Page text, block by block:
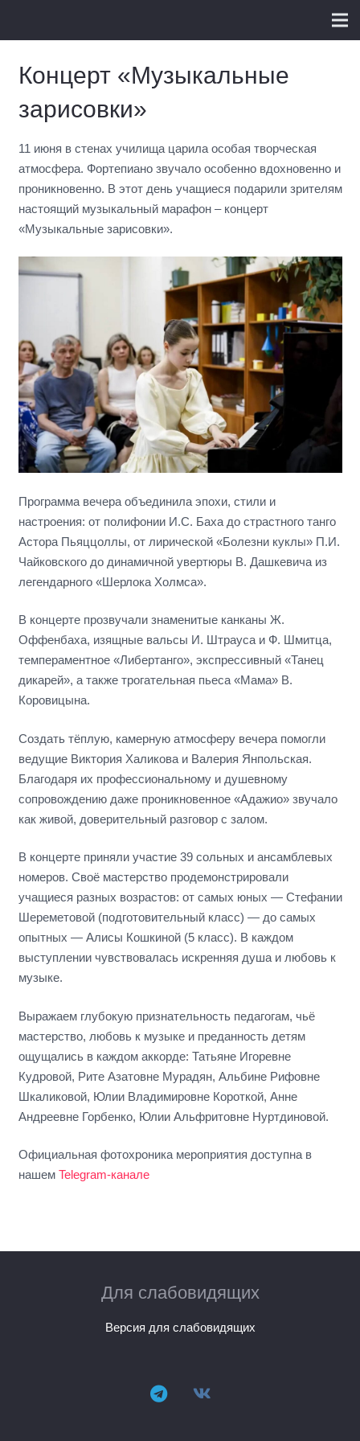
Концерт «Музыкальные
зарисовки»
11 июня в стенах училища царила особая творческая
атмосфера. Фортепиано звучало особенно вдохновенно и
проникновенно. В этот день учащиеся подарили зрителям
настоящий музыкальный марафон – концерт
«Музыкальные зарисовки».
Программа вечера объединила эпохи, стили и
настроения: от полифонии И.С. Баха до страстного танго
Астора Пьяццоллы, от лирической «Болезни куклы» П.И.
Чайковского до динамичной увертюры В. Дашкевича из
легендарного «Шерлока Холмса».
В концерте прозвучали знаменитые канканы Ж.
Оффенбаха, изящные вальсы И. Штрауса и Ф. Шмитца,
темпераментное «Либертанго», экспрессивный «Танец
дикарей», а также трогательная пьеса «Мама» В.
Коровицына.
Создать тёплую, камерную атмосферу вечера помогли
ведущие Виктория Халикова и Валерия Янпольская.
Благодаря их профессиональному и душевному
сопровождению даже проникновенное «Адажио» звучало
как живой, доверительный разговор с залом.
В концерте приняли участие 39 сольных и ансамблевых
номеров. Своё мастерство продемонстрировали
учащиеся разных возрастов: от самых юных — Стефании
Шереметовой (подготовительный класс) — до самых
опытных — Алисы Кошкиной (5 класс). В каждом
выступлении чувствовалась искренняя душа и любовь к
музыке.
Выражаем глубокую признательность педагогам, чьё
мастерство, любовь к музыке и преданность детям
ощущались в каждом аккорде: Татьяне Игоревне
Кудровой, Рите Азатовне Мурадян, Альбине Рифовне
Шкаликовой, Юлии Владимировне Короткой, Анне
Андреевне Горбенко, Юлии Альфритовне Нуртдиновой.
Официальная фотохроника мероприятия доступна в
нашем Telegram-канале
Для слабовидящих
Версия для слабовидящих